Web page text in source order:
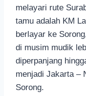
melayari rute
tamu adalah KM
berlayar ke
di musim mudik
diperpanjang
menjadi Jakarta –
Sorong.